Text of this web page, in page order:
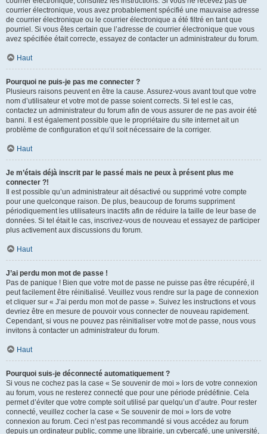
courrier électronique, vous avez probablement spécifié une mauvaise adresse
de courrier électronique ou le courrier électronique a été filtré en tant que
pourriel. Si vous êtes certain que l’adresse de courrier électronique que vous
avez spécifiée était correcte, essayez de contacter un administrateur du forum.
Haut
Pourquoi ne puis-je pas me connecter ?
Plusieurs raisons peuvent en être la cause. Assurez-vous avant tout que votre
nom d’utilisateur et votre mot de passe soient corrects. Si tel est le cas,
contactez un administrateur du forum afin de vous assurer de ne pas avoir été
banni. Il est également possible que le propriétaire du site internet ait un
problème de configuration et qu’il soit nécessaire de la corriger.
Haut
Je m’étais déjà inscrit par le passé mais ne peux à présent plus me
connecter ?!
Il est possible qu’un administrateur ait désactivé ou supprimé votre compte
pour une quelconque raison. De plus, beaucoup de forums suppriment
périodiquement les utilisateurs inactifs afin de réduire la taille de leur base de
données. Si tel était le cas, inscrivez-vous de nouveau et essayez de participer
plus activement aux discussions du forum.
Haut
J’ai perdu mon mot de passe !
Pas de panique ! Bien que votre mot de passe ne puisse pas être récupéré, il
peut facilement être réinitialisé. Veuillez vous rendre sur la page de connexion
et cliquer sur « J’ai perdu mon mot de passe ». Suivez les instructions et vous
devriez être en mesure de pouvoir vous connecter de nouveau rapidement.
Cependant, si vous ne pouvez pas réinitialiser votre mot de passe, nous vous
invitons à contacter un administrateur du forum.
Haut
Pourquoi suis-je déconnecté automatiquement ?
Si vous ne cochez pas la case « Se souvenir de moi » lors de votre connexion
au forum, vous ne resterez connecté que pour une période prédéfinie. Cela
permet d’éviter que votre compte soit utilisé par quelqu’un d’autre. Pour rester
connecté, veuillez cocher la case « Se souvenir de moi » lors de votre
connexion au forum. Ceci n’est pas recommandé si vous accédez au forum
depuis un ordinateur public, comme une librairie, un cybercafé, une université,